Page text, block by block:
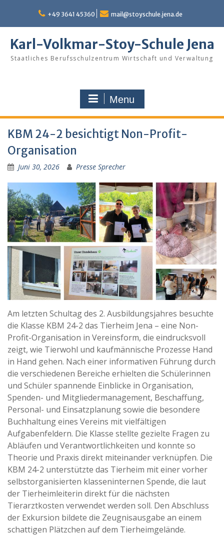
content
+49 3641 45360 mail@stoyschule.jena.de
Karl-Volkmar-Stoy-Schule Jena
Staatliches Berufsschulzentrum Wirtschaft und Verwaltung
Menu
KBM 24-2 besichtigt Non-Profit-
Organisation
Juni 30, 2026 Presse Sprecher
Am letzten Schultag des 2. Ausbildungsjahres besuchte
die Klasse KBM 24-2 das Tierheim Jena – eine Non-
Profit-Organisation in Vereinsform, die eindrucksvoll
zeigt, wie Tierwohl und kaufmännische Prozesse Hand
in Hand gehen. Nach einer informativen Führung durch
die verschiedenen Bereiche erhielten die Schülerinnen
und Schüler spannende Einblicke in Organisation,
Spenden- und Mitgliedermanagement, Beschaffung,
Personal- und Einsatzplanung sowie die besondere
Buchhaltung eines Vereins mit vielfältigen
Aufgabenfeldern. Die Klasse stellte gezielte Fragen zu
Abläufen und Verantwortlichkeiten und konnte so
Theorie und Praxis direkt miteinander verknüpfen. Die
KBM 24-2 unterstützte das Tierheim mit einer vorher
selbstorganisierten klasseninternen Spende, die laut
der Tierheimleiterin direkt für die nächsten
Tierarztkosten verwendet werden soll. Den Abschluss
der Exkursion bildete die Zeugnisausgabe an einem
schattigen Plätzchen auf dem Tierheimgelände.